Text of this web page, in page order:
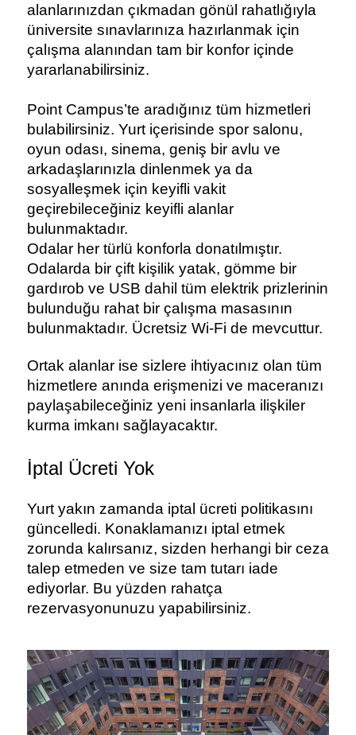
alanlarınızdan çıkmadan gönül rahatlığıyla
üniversite sınavlarınıza hazırlanmak için
çalışma alanından tam bir konfor içinde
yararlanabilirsiniz.
Point Campus’te aradığınız tüm hizmetleri
bulabilirsiniz. Yurt içerisinde spor salonu,
oyun odası, sinema, geniş bir avlu ve
arkadaşlarınızla dinlenmek ya da
sosyalleşmek için keyifli vakit
geçirebileceğiniz keyifli alanlar
bulunmaktadır.
Odalar her türlü konforla donatılmıştır.
Odalarda bir çift kişilik yatak, gömme bir
gardırob ve USB dahil tüm elektrik prizlerinin
bulunduğu rahat bir çalışma masasının
bulunmaktadır. Ücretsiz Wi-Fi de mevcuttur.
Ortak alanlar ise sizlere ihtiyacınız olan tüm
hizmetlere anında erişmenizi ve maceranızı
paylaşabileceğiniz yeni insanlarla ilişkiler
kurma imkanı sağlayacaktır.
İptal Ücreti Yok
Yurt yakın zamanda iptal ücreti politikasını
güncelledi. Konaklamanızı iptal etmek
zorunda kalırsanız, sizden herhangi bir ceza
talep etmeden ve size tam tutarı iade
ediyorlar. Bu yüzden rahatça
rezervasyonunuzu yapabilirsiniz.